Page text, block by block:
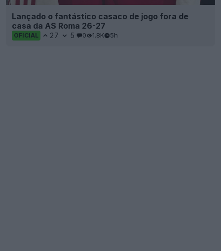
Lançado o fantástico casaco de jogo fora de
casa da AS Roma 26-27
OFICIAL 27 5 0 1.8K 5h